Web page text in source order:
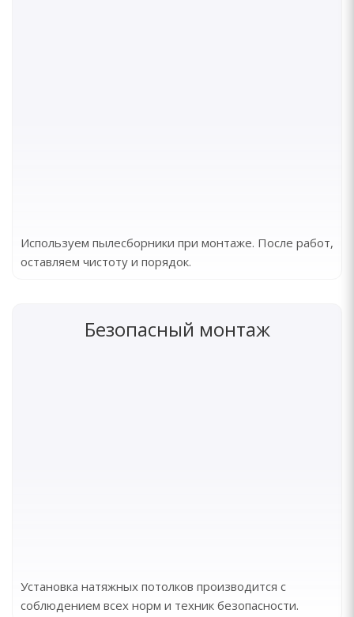
Используем пылесборники при монтаже. После работ,
оставляем чистоту и порядок.
Безопасный монтаж
Установка натяжных потолков производится с
соблюдением всех норм и техник безопасности.